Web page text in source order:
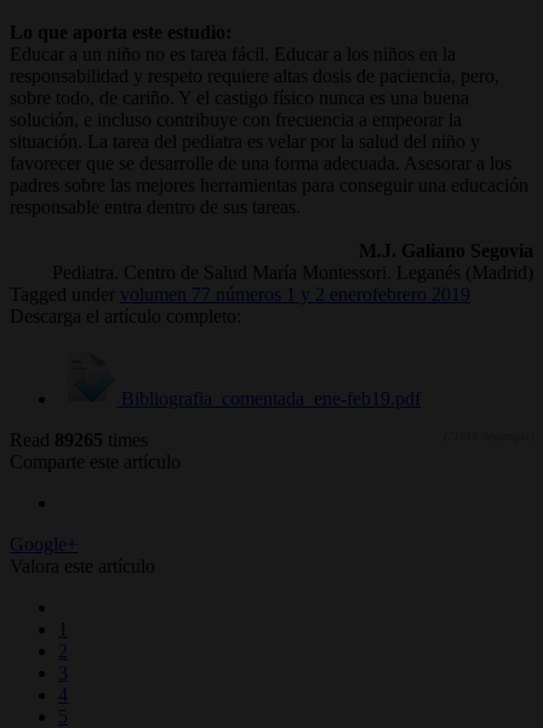
Lo que aporta este estudio:
Educar a un niño no es tarea fácil. Educar a los niños en la
responsabilidad y respeto requiere altas dosis de paciencia, pero,
sobre todo, de cariño. Y el castigo físico nunca es una buena
solución, e incluso contribuye con frecuencia a empeorar la
situación. La tarea del pediatra es velar por la salud del niño y
favorecer que se desarrolle de una forma adecuada. Asesorar a los
padres sobre las mejores herramientas para conseguir una educación
responsable entra dentro de sus tareas.
M.J. Galiano Segovia
Pediatra. Centro de Salud María Montessori. Leganés (Madrid)
Tagged under
volumen 77 números 1 y 2 enerofebrero 2019
Descarga el artículo completo:
Bibliografia_comentada_ene-feb19.pdf
Read 89265 times
Comparte este artículo
Google+
Valora este artículo
1
2
3
4
5